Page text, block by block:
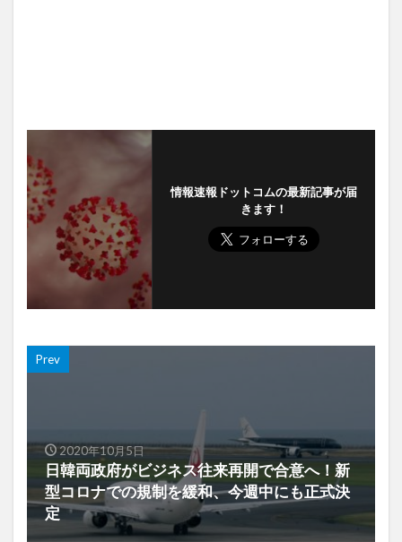
情報速報ドットコムの最新記事が届
きます！
Prev
2020年10月5日
日韓両政府がビジネス往来再開で合意へ！新
型コロナでの規制を緩和、今週中にも正式決
定